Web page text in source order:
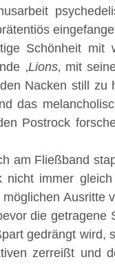
Schönheit mit
‚Lions‚ mit
Nacken still zu
das
Postrock
am Fließband
immer gleich
möglichen Ausritte
die getragene
gedrängt wird,
zerreißt und